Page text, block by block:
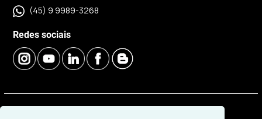
(45) 9 9989-3268
Redes sociais
© 2026 | Imobiliária Investindo Cascavel | CRECI J06120 |